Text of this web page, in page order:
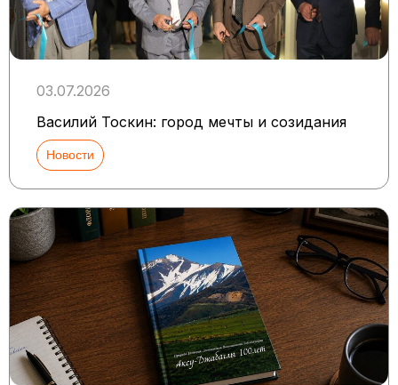
03.07.2026
Василий Тоскин: город мечты и созидания
Новости